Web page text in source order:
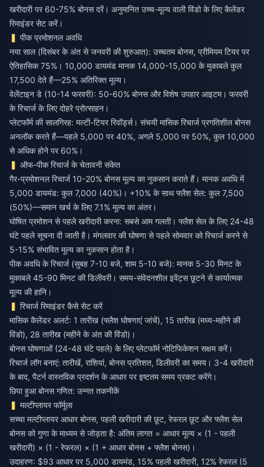
खरीदारी पर 60-75% बोनस दरें। अनुमानित उच्च-मूल्य वाली विंडो के लिए कैलेंडर
रिमाइंडर सेट करें।
पीक प्रमोशनल अवधि
नया साल (दिसंबर के अंत से जनवरी की शुरुआत): उच्चतम बोनस, प्रीमियम टियर पर
ऐतिहासिक 75%। 10,000 डायमंड मानक 14,000-15,000 के मुकाबले कुल
17,500 देते हैं—25% अतिरिक्त मूल्य।
वेलेंटाइन डे (10-14 फरवरी): 50-60% बोनस और विशेष उपहार आइटम। फरवरी
के रिचार्ज के लिए दोहरे प्रोत्साहन।
प्लेटफॉर्म की सालगिरह: मल्टी-टियर रिवॉर्ड्स। संचयी मासिक रिचार्ज प्रगतिशील बोनस
अनलॉक करते हैं—पहले 5,000 पर 40%, अगले 5,000 पर 50%, कुल 10,000
से अधिक होने पर 60%।
ऑफ-पीक रिचार्ज के चेतावनी संकेत
गैर-प्रमोशनल रिचार्ज 10-20% बोनस मूल्य का नुकसान कराते हैं। मानक अवधि में
5,000 डायमंड: कुल 7,000 (40%)। +10% के साथ फ्लैश सेल: कुल 7,500
(50%)—समान खर्च के लिए 7.1% मूल्य का अंतर।
घोषित प्रमोशन से पहले खरीदारी करना: सबसे आम गलती। फ्लैश सेल के लिए 24-48
घंटे पहले सूचना दी जाती है। मंगलवार की घोषणा से पहले सोमवार को रिचार्ज करने से
5-15% संभावित मूल्य का नुकसान होता है।
पीक अवधि के रिचार्ज (सुबह 7-10 बजे, शाम 5-10 बजे): मानक 5-30 मिनट के
मुकाबले 45-90 मिनट की डिलीवरी। समय-संवेदनशील इवेंट्स छूटने से कार्यात्मक
मूल्य की हानि।
रिचार्ज रिमाइंडर कैसे सेट करें
मासिक कैलेंडर अलर्ट: 1 तारीख (फ्लैश घोषणाएं जांचें), 15 तारीख (मध्य-महीने की
विंडो), 28 तारीख (महीने के अंत की विंडो)।
बोनस घोषणाओं (24-48 घंटे पहले) के लिए प्लेटफॉर्म नोटिफिकेशन सक्षम करें।
रिचार्ज लॉग बनाएं: तारीखें, राशियां, बोनस प्रतिशत, डिलीवरी का समय। 3-4 खरीदारी
के बाद, पैटर्न वास्तविक प्रदर्शन के आधार पर इष्टतम समय प्रकट करेंगे।
छिपा हुआ बोनस गणित: उन्नत तकनीकें
मल्टीप्लायर फॉर्मूला
सच्चा मल्टीप्लायर आधार बोनस, पहली खरीदारी की छूट, रेफरल छूट और फ्लैश सेल
बोनस को गुणा के माध्यम से जोड़ता है: अंतिम लागत = आधार मूल्य × (1 - पहली
खरीदारी) × (1 - रेफरल) × (1 + आधार बोनस + फ्लैश बोनस)।
उदाहरण: $93 आधार पर 5,000 डायमंड, 15% पहली खरीदारी, 12% रेफरल (5